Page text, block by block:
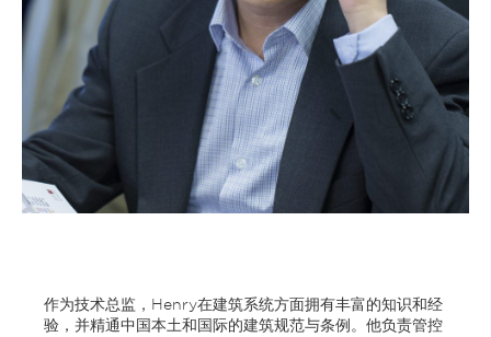
作为技术总监，Henry在建筑系统方面拥有丰富的知识和经
验，并精通中国本土和国际的建筑规范与条例。他负责管控